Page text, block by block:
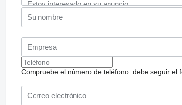
Compruebe el número de teléfono: debe seguir el